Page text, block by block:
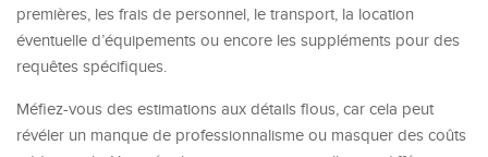
premières, les frais de personnel, le transport, la location
éventuelle d’équipements ou encore les suppléments pour des
requêtes spécifiques.
Méfiez-vous des estimations aux détails flous, car cela peut
révéler un manque de professionnalisme ou masquer des coûts